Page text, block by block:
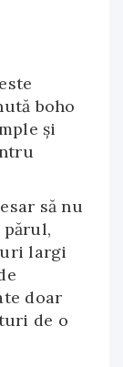
boho
și
să nu
părul,
largi
doar
de o